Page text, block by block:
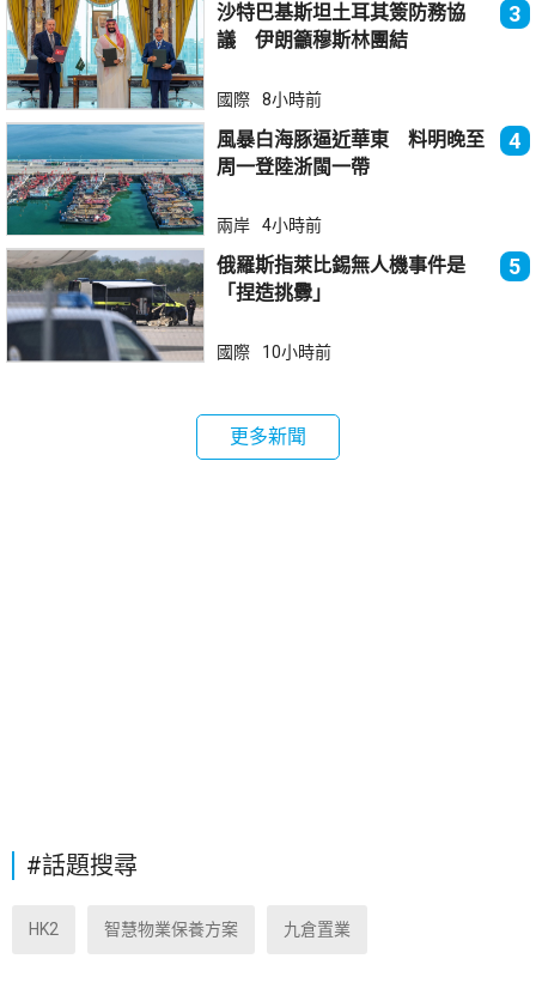
沙特巴基斯坦土耳其簽防務協
議 伊朗籲穆斯林團結
3
國際 8小時前
風暴白海豚逼近華東 料明晚至
周一登陸浙閩一帶
4
兩岸 4小時前
俄羅斯指萊比錫無人機事件是
「捏造挑釁」
5
國際 10小時前
更多新聞
#話題搜尋
HK2 智慧物業保養方案 九倉置業